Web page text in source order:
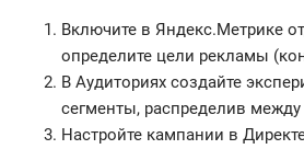
Включите в Яндекс.Метрике
определите цели рекламы
В Аудиториях создайте
сегменты, распределив
Настройте кампании в